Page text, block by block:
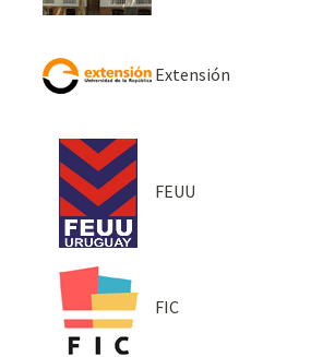
Extensión
FEUU
FIC